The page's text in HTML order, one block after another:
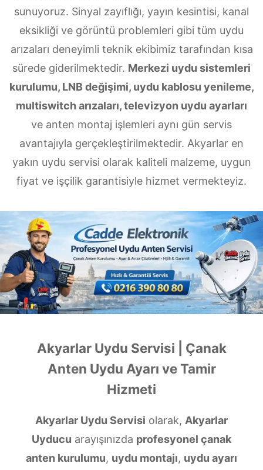
sunuyoruz. Sinyal zayıflığı, yayın kesintisi, kanal
eksikliği ve görüntü problemleri gibi tüm uydu
arızaları deneyimli teknik ekibimiz tarafından kısa
sürede giderilmektedir. Merkezi uydu sistemleri
kurulumu, LNB değişimi, uydu kablosu yenileme,
multiswitch arızaları, televizyon uydu ayarları
ve anten montaj işlemleri aynı gün servis
avantajıyla gerçekleştirilmektedir. Akyarlar en
yakın uydu servisi olarak kaliteli malzeme, uygun
fiyat ve işçilik garantisiyle hizmet vermekteyiz.
Akyarlar Uydu Servisi | Çanak
Anten Uydu Ayarı ve Tamir
Hizmeti
Akyarlar Uydu Servisi olarak, Akyarlar
Uyducu arayışınızda profesyonel çanak
anten kurulumu, uydu montajı, uydu ayarı